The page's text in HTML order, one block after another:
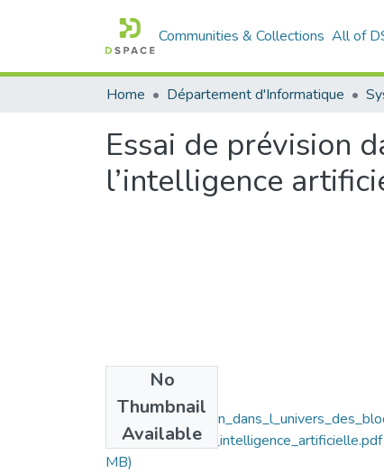
Communities & Collections All of
Home Département d'Informatique
Essai de prévision
l’intelligence
No
Thumbnail
Available
ns_a_l_aide_de_l_intelligence_artificielle.pdf
MB)